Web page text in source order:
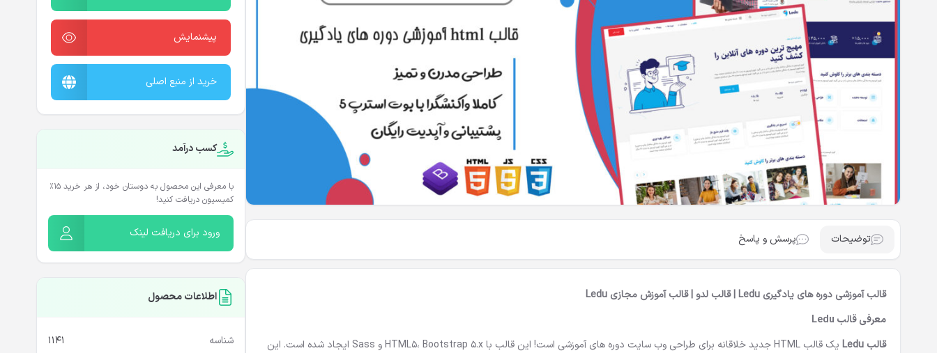
توضیحات پرسش و پاسخ
قالب آموزشی دوره های یادگیری Ledu | قالب لدو | قالب آموزش مجازی Ledu
معرفی قالب Ledu
قالب Ledu
یک قالب HTML
جدید خلاقانه برای طراحی وب سایت دوره های آموزشی است! این قالب با HTML5، Bootstrap 5.x و Sass ایجاد شده است. این
پیشنمایش
خرید از منبع اصلی
کسب درآمد
با معرفی این محصول به دوستان خود، از هر خرید ۱۵٪
کمیسیون دریافت کنید!
ورود برای دریافت لینک
اطلاعات محصول
شناسه 1141